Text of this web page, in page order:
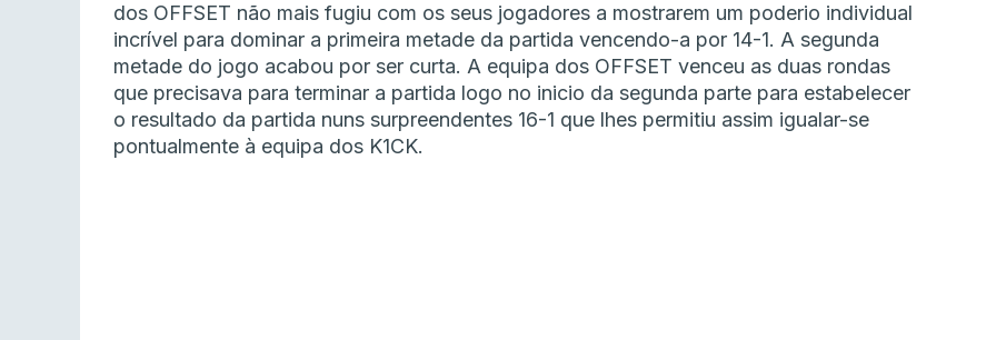
dos OFFSET não mais fugiu com os seus jogadores a mostrarem um poderio individual
incrível para dominar a primeira metade da partida vencendo-a por 14-1. A segunda
metade do jogo acabou por ser curta. A equipa dos OFFSET venceu as duas rondas
que precisava para terminar a partida logo no inicio da segunda parte para estabelecer
o resultado da partida nuns surpreendentes 16-1 que lhes permitiu assim igualar-se
pontualmente à equipa dos K1CK.